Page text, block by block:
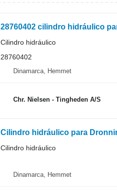
28760402 cilindro hidráulico
Cilindro hidráulico
28760402
Dinamarca, Hemmet
Chr. Nielsen - Tingheden A/S
Cilindro hidráulico para
Cilindro hidráulico
Dinamarca, Hemmet